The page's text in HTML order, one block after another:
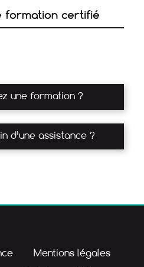
formation certifié
une formation ?
d’une assistance ?
Mentions légales